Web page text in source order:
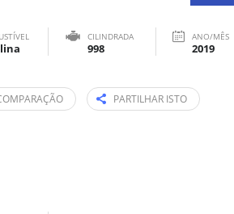
CILINDRADA
998
ANO/MÊS
2019
PARTILHAR ISTO